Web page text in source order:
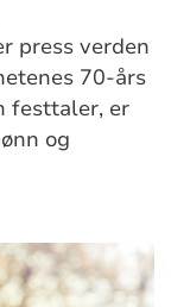
press verden
70-års
festtaler, er
og